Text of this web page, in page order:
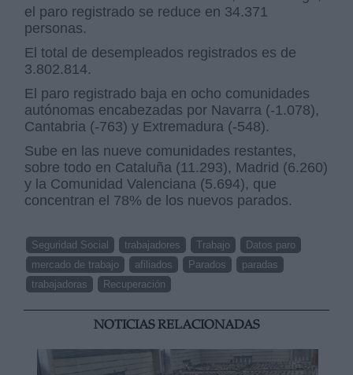
el paro registrado se reduce en 34.371
personas.
El total de desempleados registrados es de
3.802.814.
El paro registrado baja en ocho comunidades
autónomas encabezadas por Navarra (-1.078),
Cantabria (-763) y Extremadura (-548).
Sube en las nueve comunidades restantes,
sobre todo en Cataluña (11.293), Madrid (6.260)
y la Comunidad Valenciana (5.694), que
concentran el 78% de los nuevos parados.
Seguridad Social trabajadores Trabajo
Datos paro
mercado de trabajo
afiliados Parados
paradas
trabajadoras
Recuperación
NOTICIAS RELACIONADAS